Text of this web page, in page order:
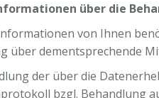
über die
von Ihnen
über dementsprechende
der über die
bzgl. Behandlung